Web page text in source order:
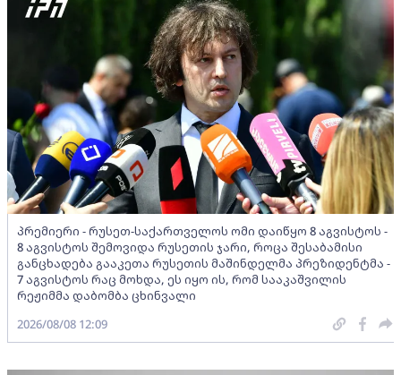
პრემიერი - რუსეთ-საქართველოს ომი დაიწყო 8 აგვისტოს -
8 აგვისტოს შემოვიდა რუსეთის ჯარი, როცა შესაბამისი
განცხადება გააკეთა რუსეთის მაშინდელმა პრეზიდენტმა -
7 აგვისტოს რაც მოხდა, ეს იყო ის, რომ სააკაშვილის
რეჟიმმა დაბომბა ცხინვალი
2026/08/08 12:09